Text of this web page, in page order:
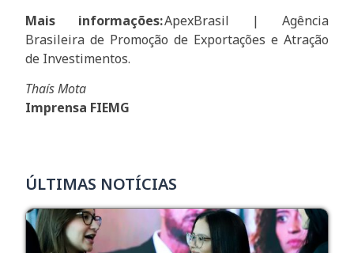
Mais informações:ApexBrasil | Agência
Brasileira de Promoção de Exportações e Atração
de Investimentos.
Thaís Mota
Imprensa FIEMG
ÚLTIMAS NOTÍCIAS